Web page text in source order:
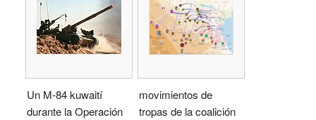
Un M-84 kuwaití
durante la Operación
movimientos de
tropas de la coalición